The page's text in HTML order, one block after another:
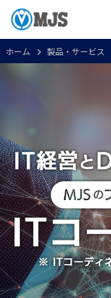
ホーム 製品・サービス